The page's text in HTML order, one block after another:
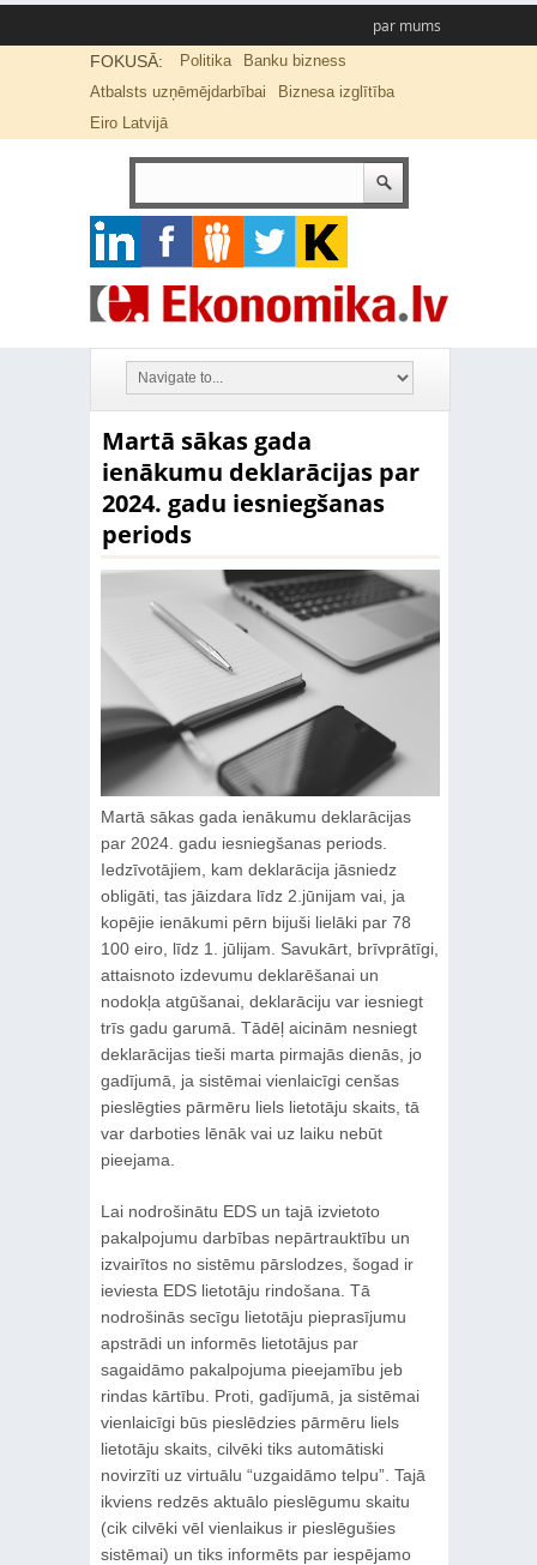
par mums
FOKUSĀ: Politika
Banku bizness
Atbalsts uzņēmējdarbībai
Biznesa izglītība
Eiro Latvijā
Martā sākas gada
ienākumu deklarācijas par
2024. gadu iesniegšanas
periods
Martā sākas gada ienākumu deklarācijas
par 2024. gadu iesniegšanas periods.
Iedzīvotājiem, kam deklarācija jāsniedz
obligāti, tas jāizdara līdz 2.jūnijam vai, ja
kopējie ienākumi pērn bijuši lielāki par 78
100 eiro, līdz 1. jūlijam. Savukārt, brīvprātīgi,
attaisnoto izdevumu deklarēšanai un
nodokļa atgūšanai, deklarāciju var iesniegt
trīs gadu garumā. Tādēļ aicinām nesniegt
deklarācijas tieši marta pirmajās dienās, jo
gadījumā, ja sistēmai vienlaicīgi cenšas
pieslēgties pārmēru liels lietotāju skaits, tā
var darboties lēnāk vai uz laiku nebūt
pieejama.
Lai nodrošinātu EDS un tajā izvietoto
pakalpojumu darbības nepārtrauktību un
izvairītos no sistēmu pārslodzes, šogad ir
ieviesta EDS lietotāju rindošana. Tā
nodrošinās secīgu lietotāju pieprasījumu
apstrādi un informēs lietotājus par
sagaidāmo pakalpojuma pieejamību jeb
rindas kārtību. Proti, gadījumā, ja sistēmai
vienlaicīgi būs pieslēdzies pārmēru liels
lietotāju skaits, cilvēki tiks automātiski
novirzīti uz virtuālu “uzgaidāmo telpu”. Tajā
ikviens redzēs aktuālo pieslēgumu skaitu
(cik cilvēki vēl vienlaikus ir pieslēgušies
sistēmai) un tiks informēts par iespējamo